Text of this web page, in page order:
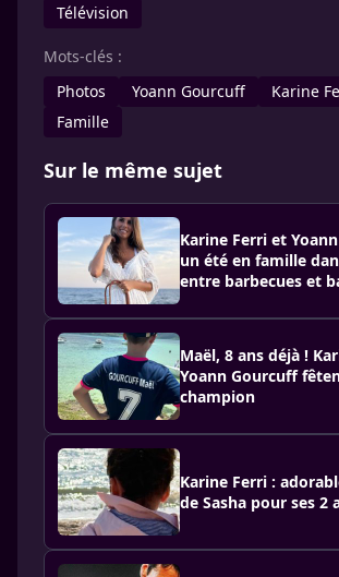
Télévision
Mots-clés :
Photos
Yoann Gourcuff
Karine
Famille
Sur le même sujet
Karine Ferri et
un été en famille
entre barbecues et
Maël, 8 ans déjà !
Yoann Gourcuff
champion
Karine Ferri :
de Sasha pour ses 2